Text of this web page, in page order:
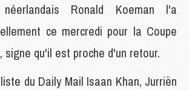
néerlandais Ronald Koeman l'a
ce mercredi pour la Coupe
signe qu'il est proche d'un retour.
du Daily Mail Isaan Khan, Jurriën